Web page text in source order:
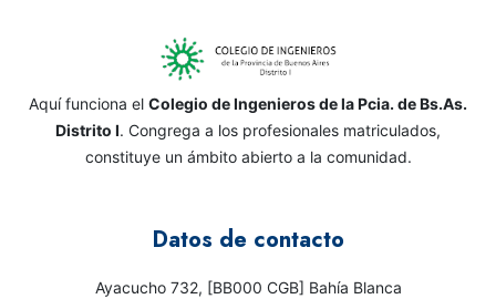
Aquí funciona el Colegio de Ingenieros de la Pcia. de Bs.As.
Distrito I. Congrega a los profesionales matriculados,
constituye un ámbito abierto a la comunidad.
Datos de contacto
Ayacucho 732, [BB000 CGB] Bahía Blanca